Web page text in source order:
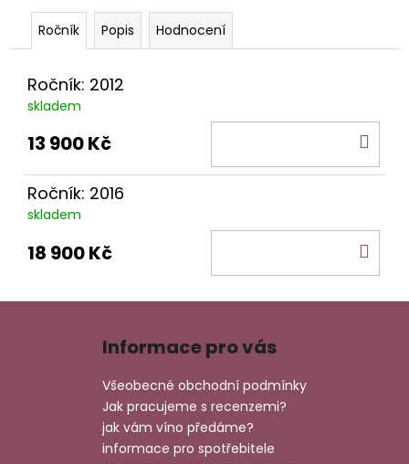
Popis Hodnocení
Ročník: 2012
skladem
13 900 Kč
Ročník: 2016
skladem
18 900 Kč
BASTARDO
ROSSO
249
Kč
Informace pro vás
Všeobecné obchodní podmínky
Jak pracujeme s recenzemi?
jak vám víno předáme?
informace pro spotřebitele